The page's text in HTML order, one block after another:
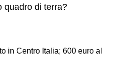
quadro di terra?
in Centro Italia; 600 euro al